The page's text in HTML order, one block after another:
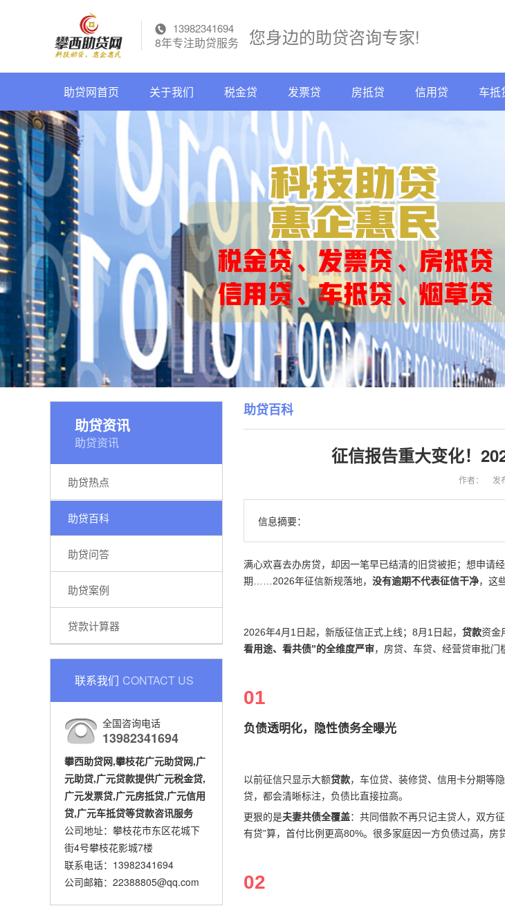
13982341694
8年专注助贷服务 您身边的助贷咨询专家!
助贷网首页 关于我们 税金贷 发票贷 房抵贷 信用贷 车抵
助贷资讯
助贷资讯
助贷热点
助贷百科
助贷问答
助贷案例
贷款计算器
联系我们 CONTACT US
全国咨询电话
13982341694
攀西助贷网,攀枝花广元助贷网,广
元助贷,广元贷款提供广元税金贷,
广元发票贷,广元房抵贷,广元信用
贷,广元车抵贷等贷款咨讯服务
公司地址：攀枝花市东区花城下
街4号攀枝花影城7楼
联系电话：13982341694
公司邮箱：22388805@qq.com
助贷百科
征信报告重大变化！
作者： 发
信息摘要：
满心欢喜去办房贷，却因一笔早已结清的旧贷被拒；想申请
期……2026年征信新规落地， 没有逾期不代表征信干净，这
2026年4月1日起，新版征信正式上线；8月1日起， 贷款资金
看用途、看共债”的全维度严审，房贷、车贷、经营贷审批门
01
负债透明化，隐性债务全曝光
以前征信只显示大额贷款，车位贷、装修贷、信用卡分期等
贷，都会清晰标注，负债比直接拉高。
更狠的是夫妻共债全覆盖：共同借款不再只记主贷人，双方
有贷”算，首付比例更高80%。很多家庭因一方负债过高，房
02